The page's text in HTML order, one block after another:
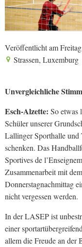
Veröffentlicht am
Strassen, Luxemburg
Unvergleichliche
Esch-Alzette: So etwas
Schüler unserer
Lallinger Sporthalle und
schenken. Das
Sportives de
Zusammenarbeit mit
Donnerstagnachmittag
nicht vergessen werden.
In der LASEP ist
einer
allem die Freude an der